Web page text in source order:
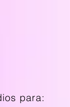
para: